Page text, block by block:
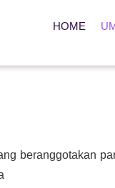
HOME
beranggotakan